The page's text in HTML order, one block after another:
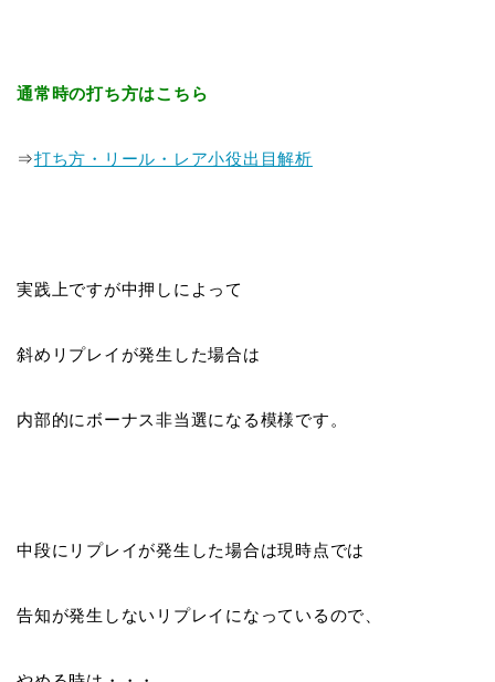
通常時の打ち方はこちら
⇒打ち方・リール・レア小役出目解析
実践上ですが中押しによって
斜めリプレイが発生した場合は
内部的にボーナス非当選になる模様です。
中段にリプレイが発生した場合は現時点では
告知が発生しないリプレイになっているので、